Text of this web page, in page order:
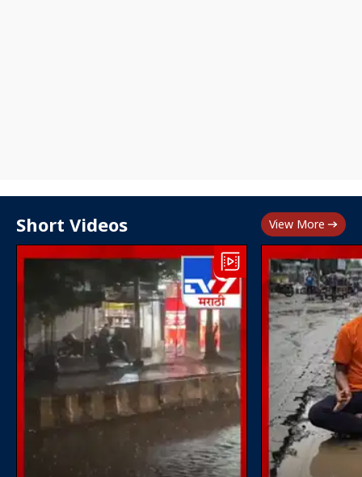
Short Videos View More